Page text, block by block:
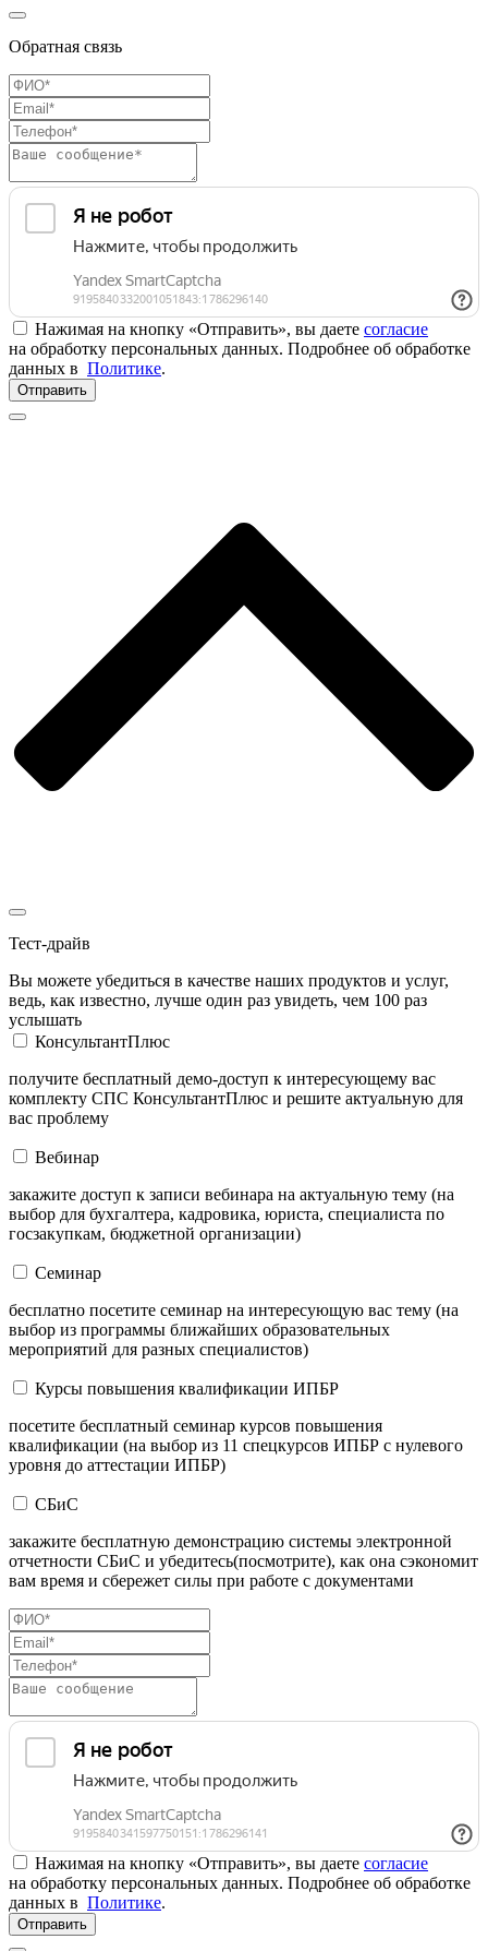
Обратная связь
Нажимая на кнопку «Отправить», вы даете согласие
на обработку персональных данных. Подробнее об обработке
данных в Политике.
Отправить
Тест-драйв
Вы можете убедиться в качестве наших продуктов и услуг,
ведь, как известно, лучше один раз увидеть, чем 100 раз
услышать
КонсультантПлюс
получите бесплатный демо-доступ к интересующему вас
комплекту СПС КонсультантПлюс и решите актуальную для
вас проблему
Вебинар
закажите доступ к записи вебинара на актуальную тему (на
выбор для бухгалтера, кадровика, юриста, специалиста по
госзакупкам, бюджетной организации)
Семинар
бесплатно посетите семинар на интересующую вас тему (на
выбор из программы ближайших образовательных
мероприятий для разных специалистов)
Курсы повышения квалификации ИПБР
посетите бесплатный семинар курсов повышения
квалификации (на выбор из 11 спецкурсов ИПБР с нулевого
уровня до аттестации ИПБР)
СБиС
закажите бесплатную демонстрацию системы электронной
отчетности СБиС и убедитесь(посмотрите), как она сэкономит
вам время и сбережет силы при работе с документами
Нажимая на кнопку «Отправить», вы даете согласие
на обработку персональных данных. Подробнее об обработке
данных в Политике.
Отправить